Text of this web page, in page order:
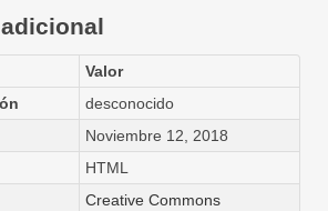
Valor
desconocido
Noviembre 12, 2018
HTML
Creative Commons